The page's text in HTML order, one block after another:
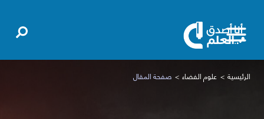
الرئيسية علوم الفضاء صفحة المقال